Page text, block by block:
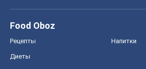
Food Oboz
Рецепты Напитки
Диеты